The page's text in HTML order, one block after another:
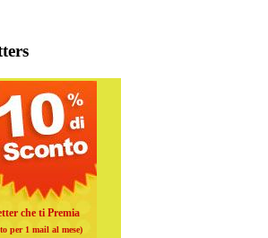
che ti Premia
per 1 mail al mese)